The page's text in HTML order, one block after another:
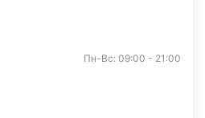
Пн-Вс: 09:00 - 21:00